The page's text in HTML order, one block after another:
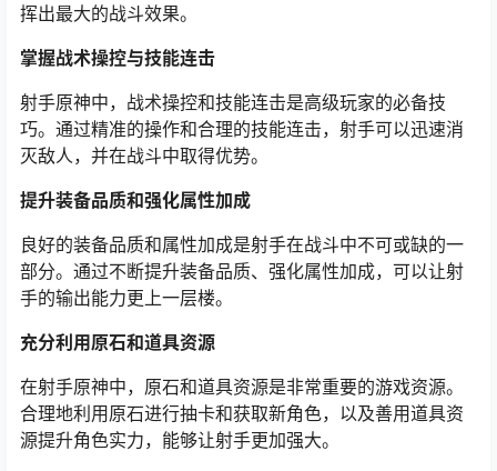
挥出最大的战斗效果。
掌握战术操控与技能连击
射手原神中，战术操控和技能连击是高级玩家的必备技
巧。通过精准的操作和合理的技能连击，射手可以迅速消
灭敌人，并在战斗中取得优势。
提升装备品质和强化属性加成
良好的装备品质和属性加成是射手在战斗中不可或缺的一
部分。通过不断提升装备品质、强化属性加成，可以让射
手的输出能力更上一层楼。
充分利用原石和道具资源
在射手原神中，原石和道具资源是非常重要的游戏资源。
合理地利用原石进行抽卡和获取新角色，以及善用道具资
源提升角色实力，能够让射手更加强大。